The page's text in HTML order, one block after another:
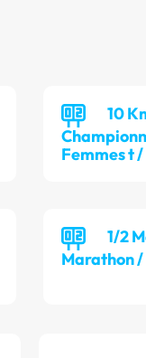
10
Femmes t /
1/2
Marathon /